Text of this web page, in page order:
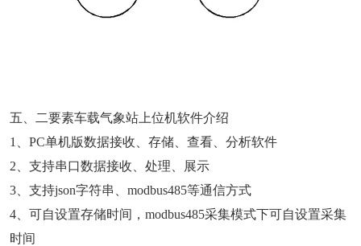
五、二要素车载气象站上位机软件介绍
1、PC单机版数据接收、存储、查看、分析软件
2、支持串口数据接收、处理、展示
3、支持json字符串、modbus485等通信方式
4、可自设置存储时间，modbus485采集模式下可自设置采集
时间